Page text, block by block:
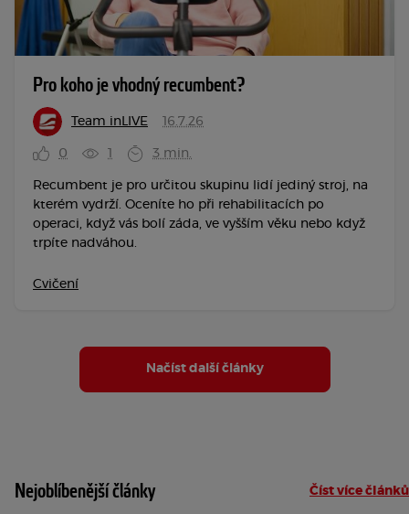
Pro koho je vhodný recumbent?
Team inLIVE 16.7.26
0 3 min.
Recumbent je pro určitou skupinu lidí jediný stroj, na
kterém vydrží. Oceníte ho při rehabilitacích po
operaci, když vás bolí záda, ve vyšším věku nebo když
trpíte nadváhou.
Cvičení
Načíst další články
Nejoblíbenější články Číst více článků